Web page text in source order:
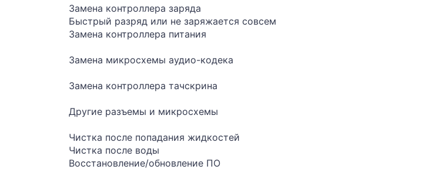
Замена контроллера заряда
Быстрый разряд или не заряжается совсем
Замена контроллера питания
Замена микросхемы аудио-кодека
Замена контроллера тачскрина
Другие разъемы и микросхемы
Чистка после попадания жидкостей
Чистка после воды
Восстановление/обновление ПО